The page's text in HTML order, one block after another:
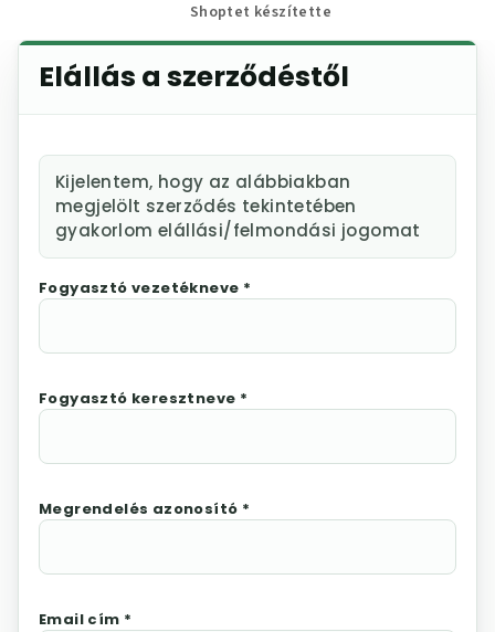
Shoptet készítette
Elállás a szerződéstől
Kijelentem, hogy az alábbiakban
megjelölt szerződés tekintetében
gyakorlom elállási/felmondási jogomat
Fogyasztó vezetékneve *
Fogyasztó keresztneve *
Megrendelés azonosító *
Email cím *